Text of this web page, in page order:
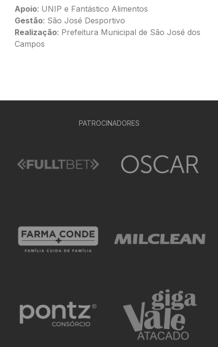
Apoio: UNIP e Fantástico Alimentos
Gestão: São José Desportivo
Realização: Prefeitura Municipal de São José dos
Campos
PATROCINADORES